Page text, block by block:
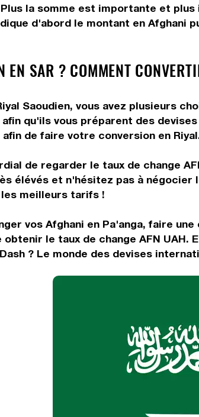
la somme est importante et
d'abord le montant en Afghani
EN SAR ? COMMENT
Saoudien, vous avez plusieurs
qu'ils vous préparent des
de faire votre conversion en
de regarder le taux de change
élévés et n'hésitez pas à
meilleurs tarifs !
vos Afghani en Pa'anga, faire
obtenir le taux de change AFN
? Le monde des devises